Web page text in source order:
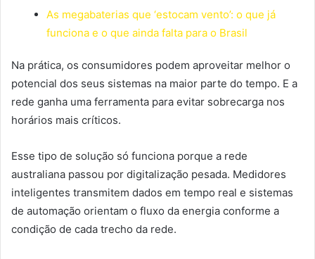
As megabaterias que ‘estocam vento’: o que já
funciona e o que ainda falta para o Brasil
Na prática, os consumidores podem aproveitar melhor o
potencial dos seus sistemas na maior parte do tempo. E a
rede ganha uma ferramenta para evitar sobrecarga nos
horários mais críticos.
Esse tipo de solução só funciona porque a rede
australiana passou por digitalização pesada. Medidores
inteligentes transmitem dados em tempo real e sistemas
de automação orientam o fluxo da energia conforme a
condição de cada trecho da rede.